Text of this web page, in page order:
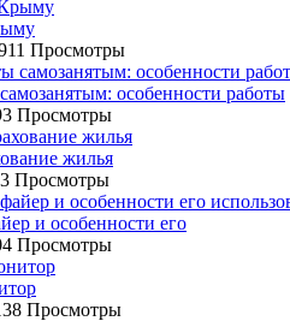
Просмотры
особенности работы
Просмотры
жилья
Просмотры
и особенности его
Просмотры
Просмотры